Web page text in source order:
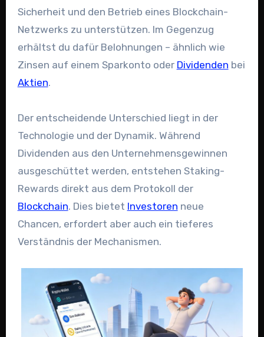
Sicherheit und den Betrieb eines Blockchain-
Netzwerks zu unterstützen. Im Gegenzug
erhältst du dafür Belohnungen – ähnlich wie
Zinsen auf einem Sparkonto oder Dividenden bei
Aktien.
Der entscheidende Unterschied liegt in der
Technologie und der Dynamik. Während
Dividenden aus den Unternehmensgewinnen
ausgeschüttet werden, entstehen Staking-
Rewards direkt aus dem Protokoll der
Blockchain. Dies bietet Investoren neue
Chancen, erfordert aber auch ein tieferes
Verständnis der Mechanismen.